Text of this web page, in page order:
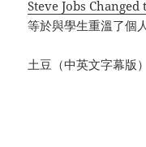
Steve Jobs
等於與學生重溫了個
土豆（中英文字幕版